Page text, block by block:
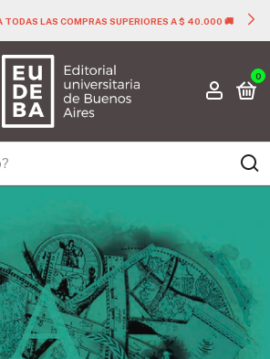
TODAS LAS COMPRAS SUPERIORES A $ 40.000 🚚
0